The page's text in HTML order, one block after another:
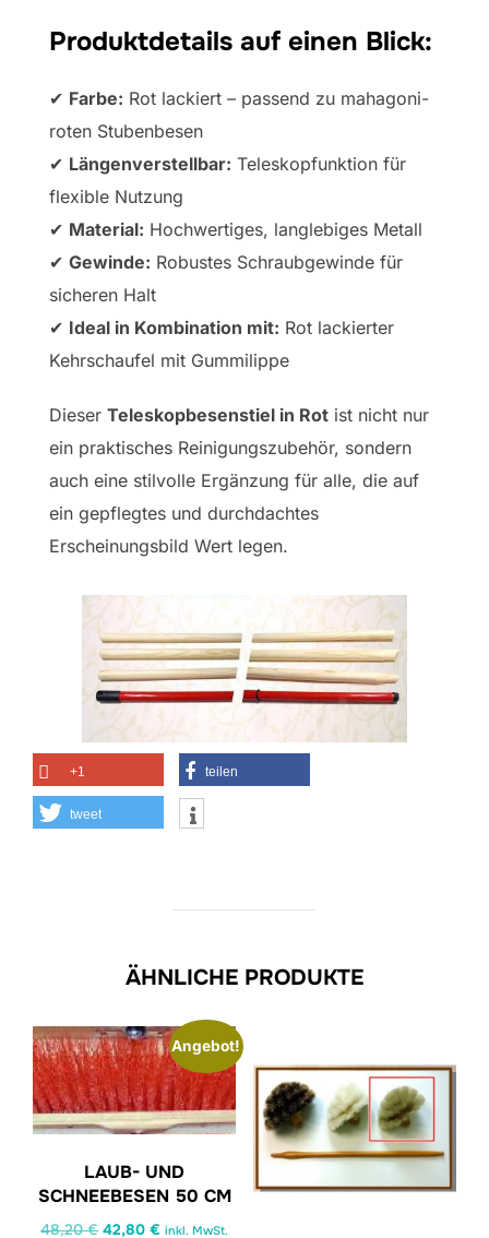
Produktdetails auf einen Blick:
✔ Farbe: Rot lackiert – passend zu mahagoni-
roten Stubenbesen
✔ Längenverstellbar: Teleskopfunktion für
flexible Nutzung
✔ Material: Hochwertiges, langlebiges Metall
✔ Gewinde: Robustes Schraubgewinde für
sicheren Halt
✔ Ideal in Kombination mit: Rot lackierter
Kehrschaufel mit Gummilippe
Dieser Teleskopbesenstiel in Rot ist nicht nur
ein praktisches Reinigungszubehör, sondern
auch eine stilvolle Ergänzung für alle, die auf
ein gepflegtes und durchdachtes
Erscheinungsbild Wert legen.
+1 teilen
tweet
ÄHNLICHE PRODUKTE
Angebot!
LAUB- UND
SCHNEEBESEN 50 CM
48,20€ Ursprünglicher
42,80€Aktueller
inkl. MwSt.